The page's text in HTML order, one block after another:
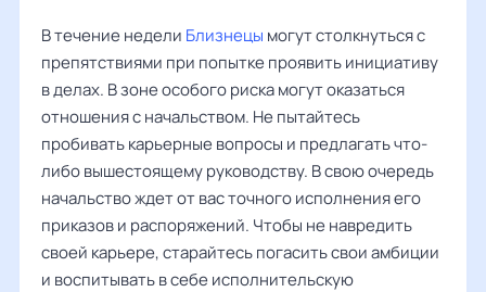
В течение недели Близнецы могут столкнуться с
препятствиями при попытке проявить инициативу
в делах. В зоне особого риска могут оказаться
отношения с начальством. Не пытайтесь
пробивать карьерные вопросы и предлагать что-
либо вышестоящему руководству. В свою очередь
начальство ждет от вас точного исполнения его
приказов и распоряжений. Чтобы не навредить
своей карьере, старайтесь погасить свои амбиции
и воспитывать в себе исполнительскую